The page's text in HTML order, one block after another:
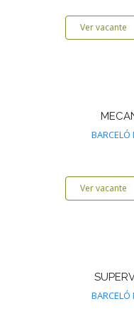
Ver vacante
BARCELÓ
Ver vacante
BARCELÓ